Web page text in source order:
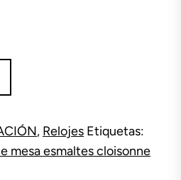
, Relojes Etiquetas:
mesa esmaltes cloisonne